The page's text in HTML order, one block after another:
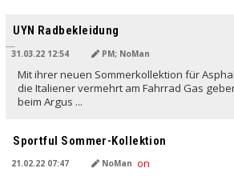
UYN Radbekleidung
31.03.22 12:54 PM; NoMan
Mit ihrer neuen Sommerkollektion für
die Italiener vermehrt am Fahrrad Gas
beim Argus ...
Sportful Sommer-Kollektion
21.02.22 07:47 NoMan